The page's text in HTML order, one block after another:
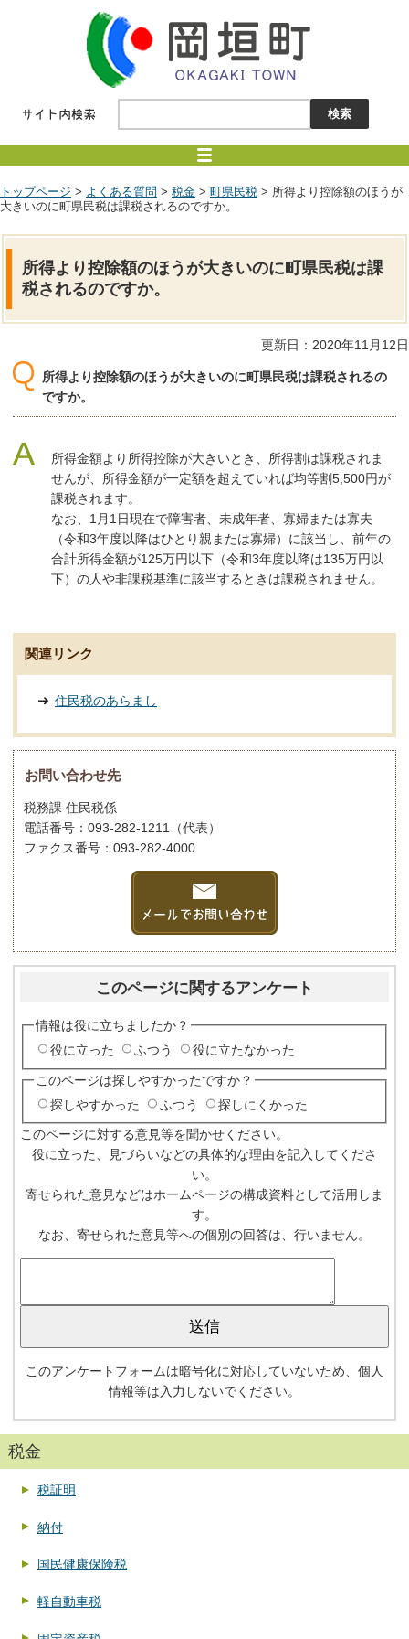
トップページ > よくある質問 > 税金 > 町県民税 > 所得より控除額のほうが
大きいのに町県民税は課税されるのですか。
所得より控除額のほうが大きいのに町県民税は課
税されるのですか。
更新日：2020年11月12日
所得より控除額のほうが大きいのに町県民税は課税されるの
ですか。
所得金額より所得控除が大きいとき、所得割は課税されま
せんが、所得金額が一定額を超えていれば均等割5,500円が
課税されます。
なお、1月1日現在で障害者、未成年者、寡婦または寡夫
（令和3年度以降はひとり親または寡婦）に該当し、前年の
合計所得金額が125万円以下（令和3年度以降は135万円以
下）の人や非課税基準に該当するときは課税されません。
関連リンク
住民税のあらまし
お問い合わせ先
税務課 住民税係
電話番号：093-282-1211（代表）
ファクス番号：093-282-4000
このページに関するアンケート
情報は役に立ちましたか？
役に立った
ふつう 役に立たなかった
このページは探しやすかったですか？
探しやすかった
ふつう 探しにくかった
このページに対する意見等を聞かせください。
役に立った、見づらいなどの具体的な理由を記入してくださ
い。
寄せられた意見などはホームページの構成資料として活用しま
す。
なお、寄せられた意見等への個別の回答は、行いません。
このアンケートフォームは暗号化に対応していないため、個人
情報等は入力しないでください。
税金
税証明
納付
国民健康保険税
軽自動車税